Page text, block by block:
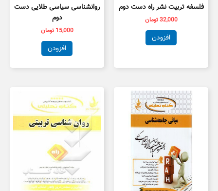
فلسفه تربیت نشر راه دست دوم
32,000تومان
افزودن
روانشناسی سیاسی طلایی دست
دوم
15,000 تومان
افزودن